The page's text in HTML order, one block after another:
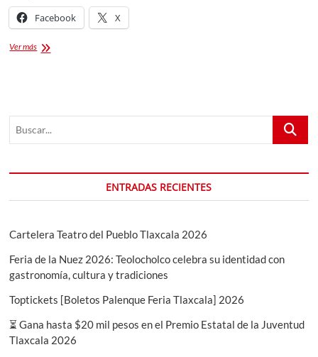
Facebook X
Ver másAvanzan
de
la
en
Buscar...
ENTRADAS RECIENTES
Cartelera Teatro del Pueblo Tlaxcala 2026
Feria de la Nuez 2026: Teolocholco celebra su identidad con
gastronomía, cultura y tradiciones
Toptickets [Boletos Palenque Feria Tlaxcala] 2026
⏳ Gana hasta $20 mil pesos en el Premio Estatal de la Juventud
Tlaxcala 2026